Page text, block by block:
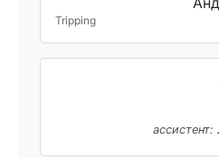
Tripping
ассистент: